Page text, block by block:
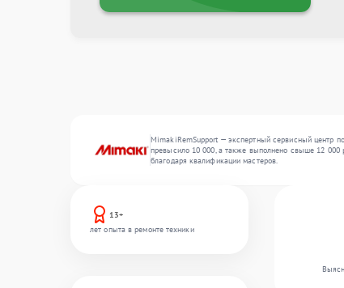
MimakiRemSupport — экспертный сервисный центр
превысило 10 000, а также выполнено свыше 12 000
благодаря квалификации мастеров.
13+
лет опыта в ремонте техники